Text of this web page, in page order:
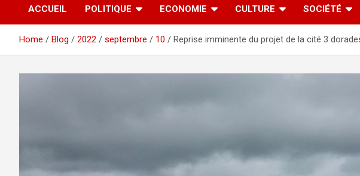
ACCUEIL POLITIQUE ECONOMIE CULTURE SOCIÉTÉ
Home Blog 2022 septembre 10 Reprise imminente du projet de la cité 3